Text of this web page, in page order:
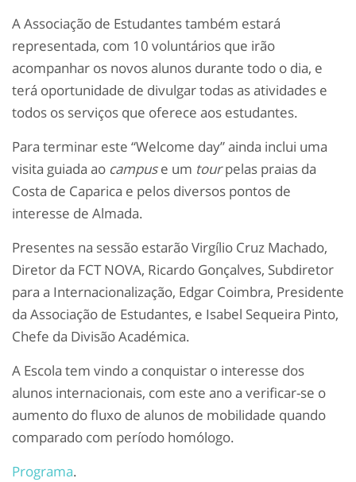
A Associação de Estudantes também estará
representada, com 10 voluntários que irão
acompanhar os novos alunos durante todo o dia, e
terá oportunidade de divulgar todas as atividades e
todos os serviços que oferece aos estudantes.
Para terminar este “Welcome day” ainda inclui uma
visita guiada ao campuse um tourpelas praias da
Costa de Caparica e pelos diversos pontos de
interesse de Almada.
Presentes na sessão estarão Virgílio Cruz Machado,
Diretor da FCT NOVA, Ricardo Gonçalves, Subdiretor
para a Internacionalização, Edgar Coimbra, Presidente
da Associação de Estudantes, e Isabel Sequeira Pinto,
Chefe da Divisão Académica.
A Escola tem vindo a conquistar o interesse dos
alunos internacionais, com este ano a verificar-se o
aumento do fluxo de alunos de mobilidade quando
comparado com período homólogo.
Programa.